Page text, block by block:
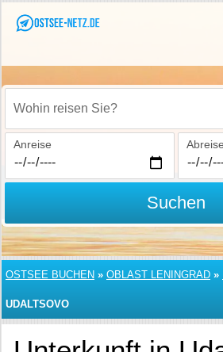
Wohin reisen Sie?
Anreise Abreise
Suchen
OSTSEE BUCHEN » OBLAST LENINGRAD »
UDALTSOVO